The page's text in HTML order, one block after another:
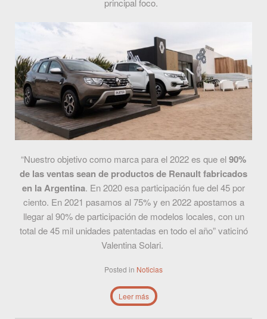
principal foco.
“Nuestro objetivo como marca para el 2022 es que el90%
de las ventas sean de productos de Renault fabricados
en la Argentina. En 2020 esa participación fue del 45 por
ciento. En 2021 pasamos al 75% y en 2022 apostamos a
llegar al 90% de participación de modelos locales, con un
total de 45 mil unidades patentadas en todo el año” vaticinó
Valentina Solari.
Posted in Noticias
Leer más